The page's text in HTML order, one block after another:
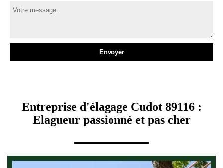
Entreprise d'élagage Cudot 89116 :
Elagueur passionné et pas cher